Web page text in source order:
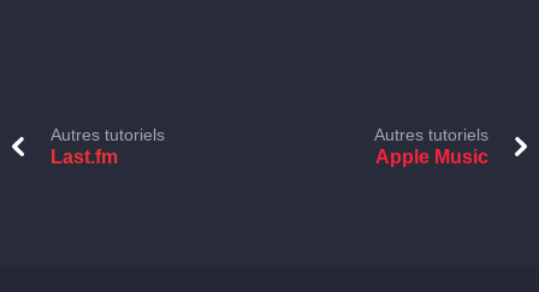
Autres tutoriels
Last.fm
Autres tutoriels
Apple Music